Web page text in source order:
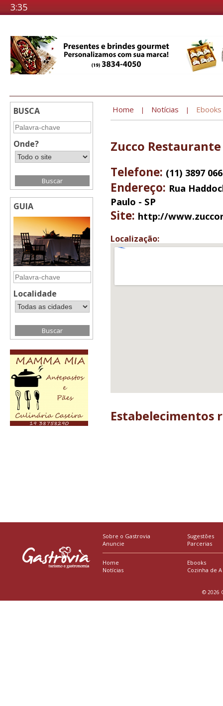
3:35
BUSCA
Onde?
GUIA
Localidade
Home | Notícias | Ebooks
Zucco Restaurante
Telefone: (11) 3897
Endereço: Rua
Paulo - SP
Site: http://
Localização:
Estabelecimentos
Sobre o Gastrovia
Anuncie
Sugestões
Parcerias
Home
Notícias
Ebooks
Cozinha de A
© 2026